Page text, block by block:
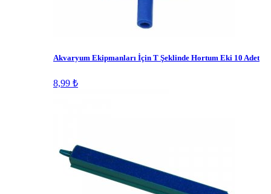
Akvaryum Ekipmanları İçin T Şeklinde Hortum Eki 10 Adet
8,99 ₺